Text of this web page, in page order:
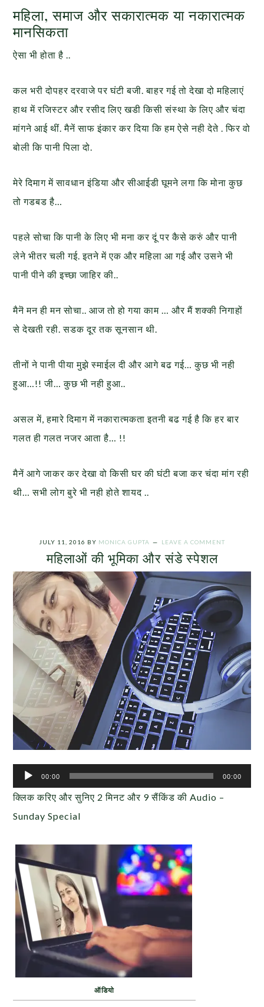
महिला, समाज और सकारात्मक या नकारात्मक
मानसिकता
ऐसा भी होता है ..
कल भरी दोपहर दरवाजे पर घंटी बजी. बाहर गई तो देखा दो महिलाएं
हाथ में रजिस्टर और रसीद लिए खडी किसी संस्था के लिए और चंदा
मांगने आई थीं. मैनें साफ इंकार कर दिया कि हम ऐसे नही देते . फिर वो
बोली कि पानी पिला दो.
मेरे दिमाग में सावधान इंडिया और सीआईडी घूमने लगा कि मोना कुछ
तो गडबड है…
पहले सोचा कि पानी के लिए भी मना कर दूं पर कैसे करुं और पानी
लेने भीतर चली गई. इतने में एक और महिला आ गई और उसने भी
पानी पीने की इच्छा जाहिर की..
मैनॆ मन ही मन सोचा.. आज तो हो गया काम … और मैं शक्की निगाहों
से देखती रही. सडक दूर तक सूनसान थी.
तीनों ने पानी पीया मुझे स्माईल दी और आगे बढ गई… कुछ भी नही
हुआ…!! जी… कुछ भी नही हुआ..
असल में, हमारे दिमाग में नकारात्मकता इतनी बढ गई है कि हर बार
गलत ही गलत नजर आता है… !!
मैनें आगे जाकर कर देखा वो किसी घर की घंटी बजा कर चंदा मांग रही
थी… सभी लोग बुरे भी नही होते शायद ..
JULY 11, 2016 BY MONICA GUPTA LEAVE A COMMENT
महिलाओं की भूमिका और संडे स्पेशल
Audio
Player
00:00 00:00
क्लिक करिए और सुनिए 2 मिनट और 9 सैंकिंड की Audio –
Sunday Special
ऑडियो